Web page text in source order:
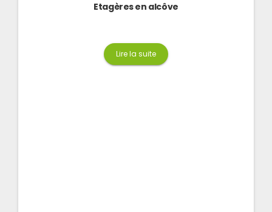
Etagères en alcôve
Lire la suite
Bibliothèque inspiration Charlotte Perriand
Ajouter au panier